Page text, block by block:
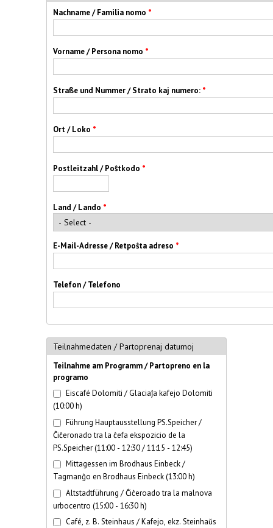
Nachname / Familia nomo *
Vorname / Persona nomo *
Straße und Nummer / Strato kaj numero: *
Ort / Loko *
Postleitzahl / Poŝtkodo *
Land / Lando *
E-Mail-Adresse / Retpoŝta adreso *
Telefon / Telefono
Teilnahmedaten / Partoprenaj datumoj
Teilnahme am Programm / Partopreno en la
programo
Eiscafé Dolomiti / Glaciaĵa kafejo Dolomiti
(10:00 h)
Führung Hauptausstellung PS.Speicher /
Ĉiĉeronado tra la ĉefa ekspozicio de la
PS.Speicher (11:00 - 12:30 / 11:15 - 12:45)
Mittagessen im Brodhaus Einbeck /
Tagmanĝo en Brodhaus Einbeck (13:00 h)
Altstadtführung / Ĉiĉeroado tra la malnova
urbocentro (15:00 - 16:30 h)
Café, z. B. Steinhaus / Kafejo, ekz. Steinhaŭs